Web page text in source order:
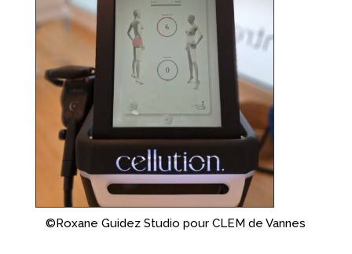
©Roxane Guidez Studio pour CLEM de Vannes